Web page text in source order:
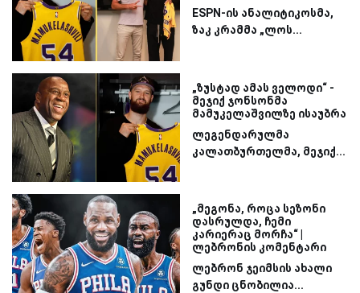
ESPN-ის ანალიტიკოსმა,
ზაკ კრამმა „ლოს...
„ზუსტად ამას ველოდი“ -
მეჯიქ ჯონსონმა
მამუკელაშვილზე ისაუბრა
ლეგენდარულმა
კალათბურთელმა, მეჯიქ...
„მეგონა, როცა სეზონი
დასრულდა, ჩემი
კარიერაც მორჩა“ |
ლებრონის კომენტარი
ლებრონ ჯეიმსის ახალი
გუნდი ცნობილია...